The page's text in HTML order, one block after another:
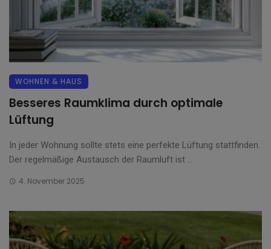
WOHNEN & HAUS
Besseres Raumklima durch optimale
Lüftung
In jeder Wohnung sollte stets eine perfekte Lüftung stattfinden.
Der regelmäßige Austausch der Raumluft ist ...
4. November 2025